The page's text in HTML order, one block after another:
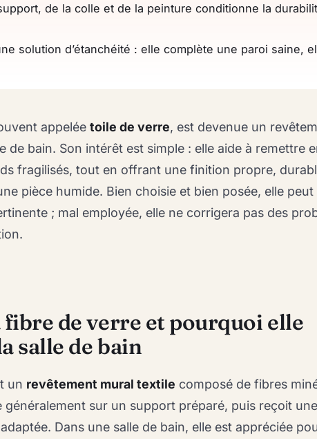
de la colle et de la peinture conditionne la
solution d’étanchéité : elle complète une paroi saine,
appelée toile de verre, est devenue un
de bain. Son intérêt est simple : elle aide à remettre
fragilisés, tout en offrant une finition propre,
pièce humide. Bien choisie et bien posée, elle peut
; mal employée, elle ne corrigera pas des
fibre de verre et pourquoi elle
salle de bain
un revêtement mural textile composé de fibres
généralement sur un support préparé, puis reçoit une
Dans une salle de bain, elle est appréciée